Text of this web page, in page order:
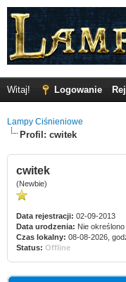
Witaj! Logowanie
Lampy Ciśnieniowe
Profil: cwitek
cwitek
(Newbie)
Data rejestracji: 02-09-2013
Data urodzenia: Nie określono
Czas lokalny: 08-08-2026,
Status: Offline